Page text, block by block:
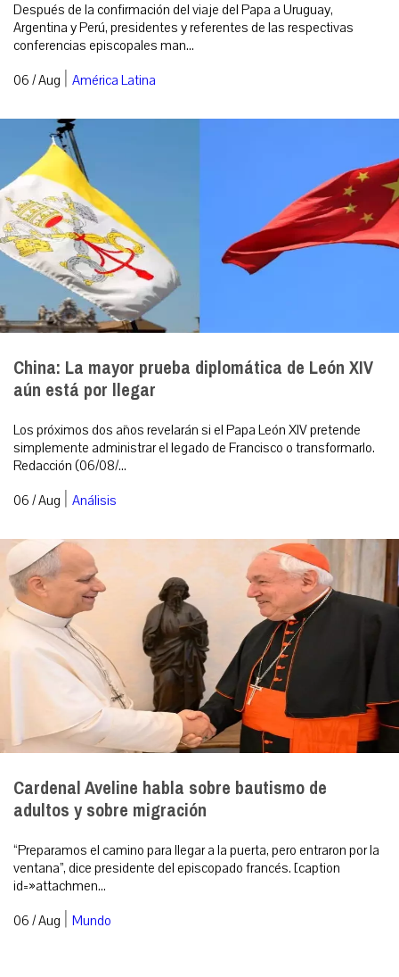
Después de la confirmación del viaje del Papa a Uruguay,
Argentina y Perú, presidentes y referentes de las respectivas
conferencias episcopales man...
06 / Aug | América Latina
China: La mayor prueba diplomática de León XIV
aún está por llegar
Los próximos dos años revelarán si el Papa León XIV pretende
simplemente administrar el legado de Francisco o transformarlo.
Redacción (06/08/...
06 / Aug | Análisis
Cardenal Aveline habla sobre bautismo de
adultos y sobre migración
“Preparamos el camino para llegar a la puerta, pero entraron por la
ventana”, dice presidente del episcopado francés. [caption
id=»attachmen...
06 / Aug | Mundo